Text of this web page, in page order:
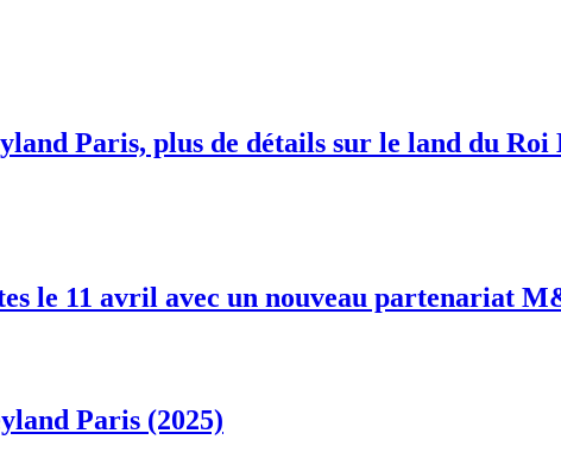
Paris, plus de détails sur le land du Roi
le 11 avril avec un nouveau partenariat
Paris (2025)